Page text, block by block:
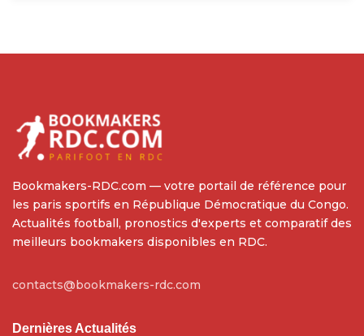
Bookmakers-RDC.com — votre portail de référence pour
les paris sportifs en République Démocratique du Congo.
Actualités football, pronostics d'experts et comparatif des
meilleurs bookmakers disponibles en RDC.
contacts@bookmakers-rdc.com
Dernières Actualités